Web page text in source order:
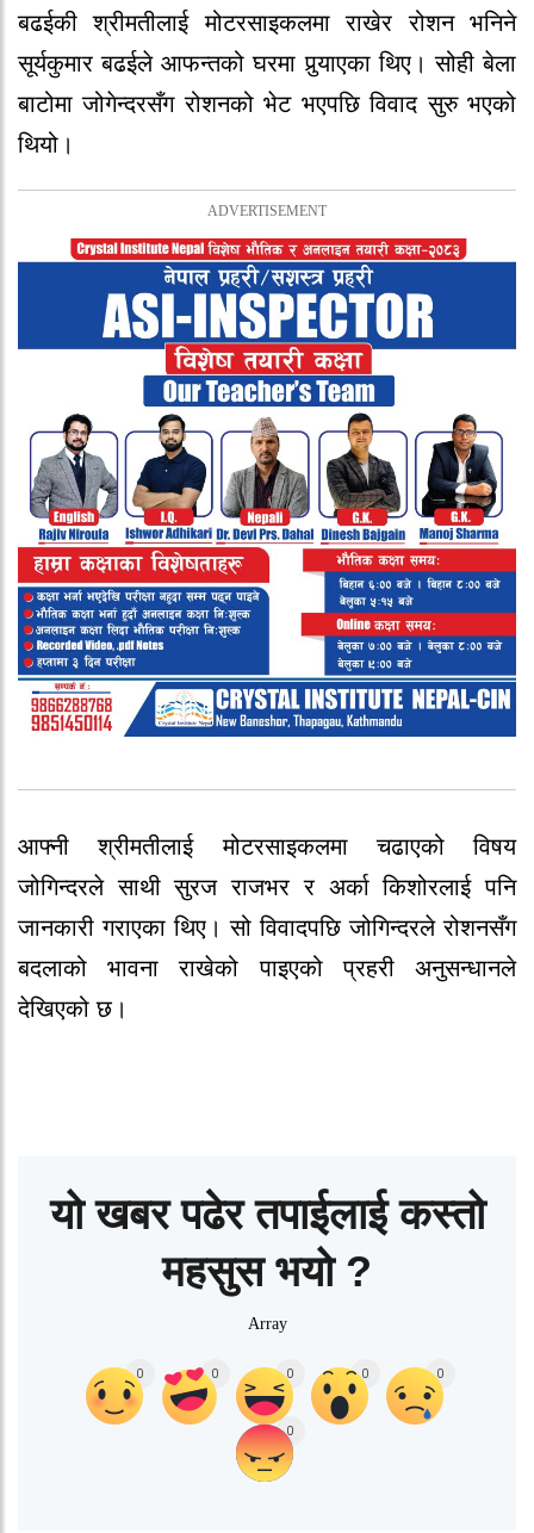
बढईकी श्रीमतीलाई मोटरसाइकलमा राखेर रोशन भनिने
सूर्यकुमार बढईले आफन्तको घरमा पुर्‍याएका थिए। सोही बेला
बाटोमा जोगेन्दरसँग रोशनको भेट भएपछि विवाद सुरु भएको
थियो।
आफ्नी श्रीमतीलाई मोटरसाइकलमा चढाएको विषय
जोगिन्दरले साथी सुरज राजभर र अर्का किशोरलाई पनि
जानकारी गराएका थिए। सो विवादपछि जोगिन्दरले रोशनसँग
बदलाको भावना राखेको पाइएको प्रहरी अनुसन्धानले
देखिएको छ।
यो खबर पढेर तपाईलाई कस्तो
महसुस भयो ?
Array
0 0 0 0 0
0